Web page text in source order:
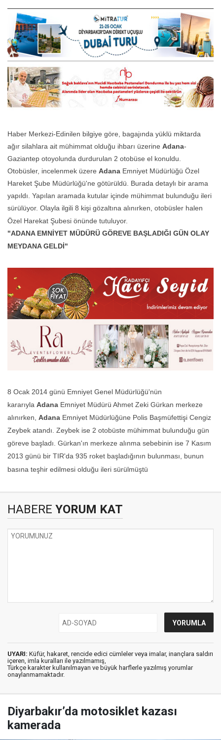
Haber Merkezi-Edinilen bilgiye göre, bagajında yüklü miktarda
ağır silahlara ait mühimmat olduğu ihbarı üzerine Adana-
Gaziantep otoyolunda durdurulan 2 otobüse el konuldu.
Otobüsler, incelenmek üzere Adana Emniyet Müdürlüğü Özel
Hareket Şube Müdürlüğü'ne götürüldü. Burada detaylı bir arama
yapıldı. Yapılan aramada kutular içinde mühimmat bulunduğu ileri
sürülüyor. Olayla ilgili 8 kişi gözaltına alınırken, otobüsler halen
Özel Harekat Şubesi önünde tutuluyor.
"ADANA EMNİYET MÜDÜRÜ GÖREVE BAŞLADIĞI GÜN OLAY
MEYDANA GELDİ"
8 Ocak 2014 günü Emniyet Genel Müdürlüğü'nün
kararıyla Adana Emniyet Müdürü Ahmet Zeki Gürkan merkeze
alınırken, Adana Emniyet Müdürlüğüne Polis Başmüfettişi Cengiz
Zeybek atandı. Zeybek ise 2 otobüste mühimmat bulunduğu gün
göreve başladı. Gürkan'ın merkeze alınma sebebinin ise 7 Kasım
2013 günü bir TIR'da 935 roket başladığının bulunması, bunun
basına teşhir edilmesi olduğu ileri sürülmüştü
HABERE YORUM KAT
UYARI: Küfür, hakaret, rencide edici cümleler veya imalar, inançlara saldırı
içeren, imla kuralları ile yazılmamış,
Türkçe karakter kullanılmayan ve büyük harflerle yazılmış yorumlar
onaylanmamaktadır.
Diyarbakır’da motosiklet kazası
kamerada